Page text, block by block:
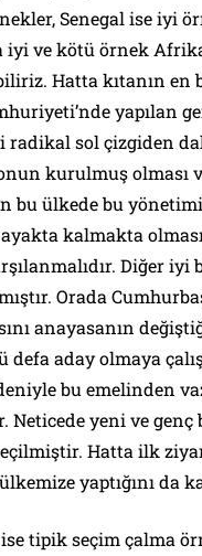
Senegal ise iyi
iyi ve kötü örnek
Hatta kıtanın en
yapılan
radikal sol çizgiden
kurulmuş olması
bu ülkede bu
kalmakta olması
Diğer iyi
Orada
anayasanın
defa aday olmaya
bu emelinden
Neticede yeni ve genç
Hatta ilk
yaptığını da
tipik seçim çalma